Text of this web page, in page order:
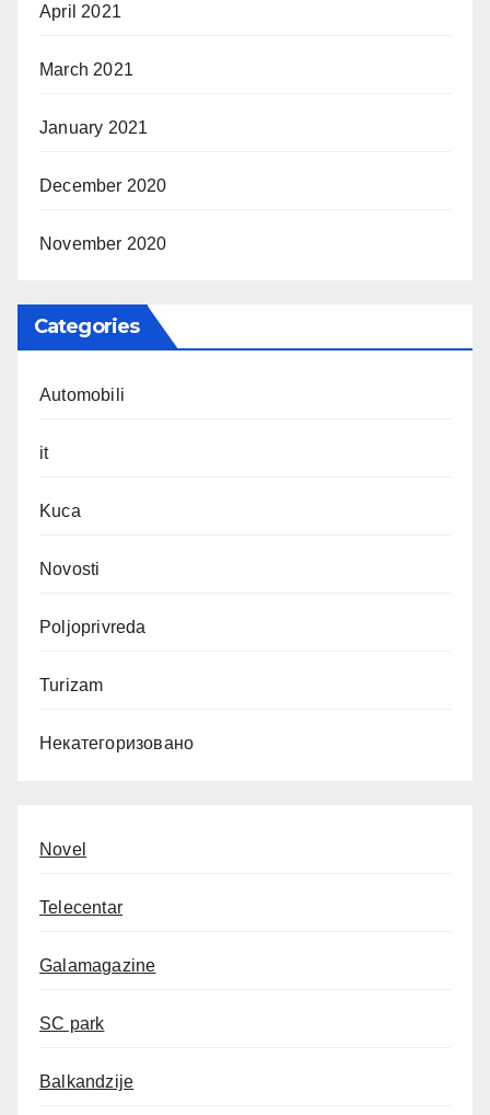
April 2021
March 2021
January 2021
December 2020
November 2020
Categories
Automobili
it
Kuca
Novosti
Poljoprivreda
Turizam
Некатегоризовано
Novel
Telecentar
Galamagazine
SC park
Balkandzije